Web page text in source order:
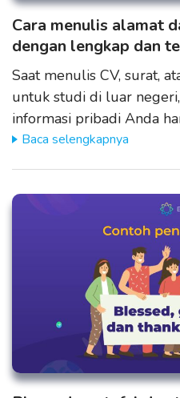
Cara menulis alamat
dengan lengkap dan
Saat menulis CV, surat,
untuk studi di luar
informasi pribadi Anda
Baca selengkapnya